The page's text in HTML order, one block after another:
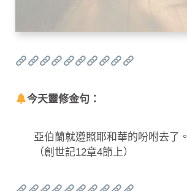
今天靈修金句：
亞伯蘭就遵照耶和華的吩咐去了。
（創世記12章4節上）